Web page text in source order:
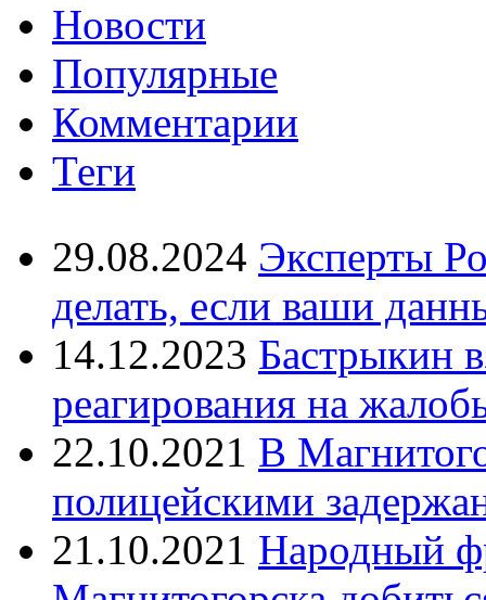
Новости
Популярные
Комментарии
Теги
29.08.2024 Эксперты
делать, если ваши
14.12.2023 Бастрыкин
реагирования на
22.10.2021 В
полицейскими
21.10.2021 Народный